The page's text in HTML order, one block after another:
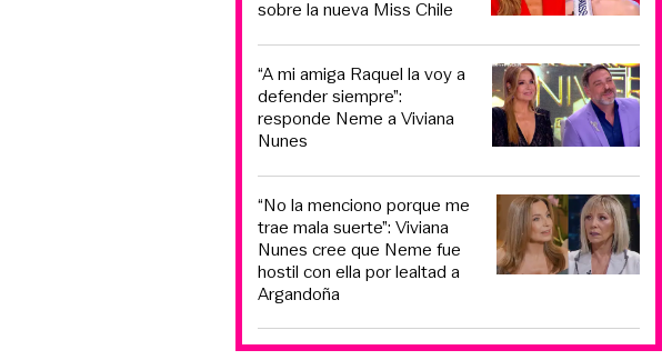
sobre la nueva Miss Chile
“A mi amiga Raquel la voy a
defender siempre”:
responde Neme a Viviana
Nunes
“No la menciono porque me
trae mala suerte”: Viviana
Nunes cree que Neme fue
hostil con ella por lealtad a
Argandoña